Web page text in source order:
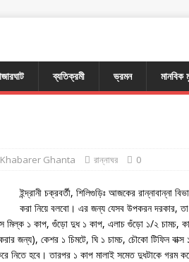
ব্যতিক্রমী ভ্রমন মানবিক
Khabarer Ghanta রান্নাঘর 0
ইন্দ্রানী চক্রবর্তী, শিলিগুড়িঃ আজকের রান্নাবান্না
করা নিয়ে বলবো। এর জন্য যেসব উপকরন দরকার,
মিল্ক ১ কাপ, গুঁড়ো দুধ ১ কাপ, এলাচ গুঁড়ো ১/২ চামচ,
জন্য), কেশর ১ চিমটে, ঘি ১ চামচ, চৌকো টিফিন বাক্স
নিতে হবে। তারপর ১ কাপ মালাই সমেত দুধটাকে গরম